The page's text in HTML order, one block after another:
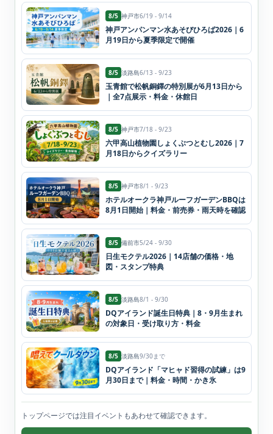
8/5 神戸市6/19 - 9/14
神戸アンパンマン水あそびひろば2026｜6
月19日から夏季限定で開催
8/5 淡路島6/13 - 9/23
玉青館で松帆銅鐸の特別展が6月13日から
｜全7点展示・料金・休館日
8/5 神戸市7/18 - 9/23
六甲高山植物園しょくぶつとむし2026｜7
月18日からクイズラリー
8/5 神戸市8/1 - 9/23
ホテルオークラ神戸ルーフガーデンBBQは
8月1日開始｜料金・前売券・雨天時を確認
8/5 備前市5/24 - 9/30
日生モクテル2026｜14店舗の価格・地
図・スタンプ特典
8/5 淡路島8/1 - 9/30
DQアイランド誕生日特典｜8・9月生まれ
の対象日・受け取り方・料金
8/5 淡路島9/30まで
DQアイランド「マヒャド習得の試練」は9
月30日まで｜料金・時間・かき氷
トップページでは注目イベントもあわせて確認できます。